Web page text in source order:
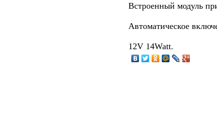
Встроенный модуль
Автоматическое
12V 14Watt.